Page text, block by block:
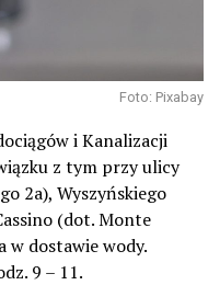
Foto: Pixabay
i Kanalizacji
z tym przy ulicy
2a), Wyszyńskiego
(dot. Monte
w dostawie wody.
9 – 11.